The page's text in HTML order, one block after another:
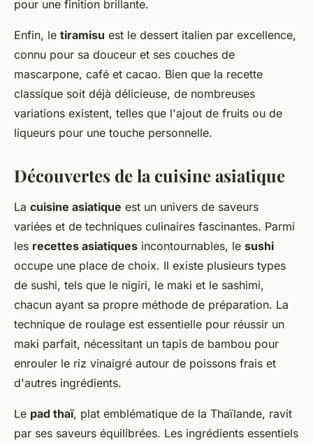
pour une finition brillante.
Enfin, le tiramisu est le dessert italien par excellence,
connu pour sa douceur et ses couches de
mascarpone, café et cacao. Bien que la recette
classique soit déjà délicieuse, de nombreuses
variations existent, telles que l'ajout de fruits ou de
liqueurs pour une touche personnelle.
Découvertes de la cuisine asiatique
La cuisine asiatique est un univers de saveurs
variées et de techniques culinaires fascinantes. Parmi
les recettes asiatiques incontournables, le sushi
occupe une place de choix. Il existe plusieurs types
de sushi, tels que le nigiri, le maki et le sashimi,
chacun ayant sa propre méthode de préparation. La
technique de roulage est essentielle pour réussir un
maki parfait, nécessitant un tapis de bambou pour
enrouler le riz vinaigré autour de poissons frais et
d'autres ingrédients.
Le pad thaï, plat emblématique de la Thaïlande, ravit
par ses saveurs équilibrées. Les ingrédients essentiels